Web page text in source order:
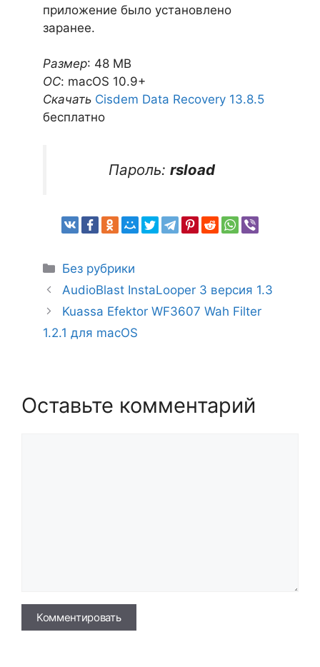
приложение было установлено
заранее.
Размер: 48 MB
ОС: macOS 10.9+
Скачать Cisdem Data Recovery 13.8.5
бесплатно
Пароль: rsload
Рубрики
Без рубрики
AudioBlast InstaLooper 3 версия 1.3
Kuassa Efektor WF3607 Wah Filter
1.2.1 для macOS
Оставьте комментарий
Имя